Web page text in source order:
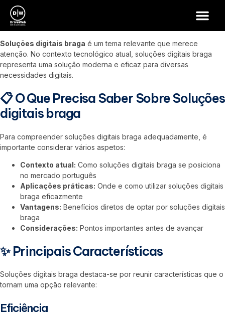
Desenvolvimento Web Portugal
Soluções digitais braga é um tema relevante que merece
atenção. No contexto tecnológico atual, soluções digitais braga
representa uma solução moderna e eficaz para diversas
necessidades digitais.
📋 O Que Precisa Saber Sobre Soluções
digitais braga
Para compreender soluções digitais braga adequadamente, é
importante considerar vários aspetos:
Contexto atual: Como soluções digitais braga se posiciona
no mercado português
Aplicações práticas: Onde e como utilizar soluções digitais
braga eficazmente
Vantagens: Benefícios diretos de optar por soluções digitais
braga
Considerações: Pontos importantes antes de avançar
✨ Principais Características
Soluções digitais braga destaca-se por reunir características que o
tornam uma opção relevante:
Eficiência